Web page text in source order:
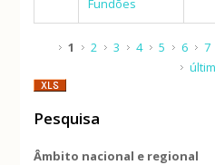
Páginas
1 2 3 4 5 6 7
Pesquisa
Âmbito nacional e regional